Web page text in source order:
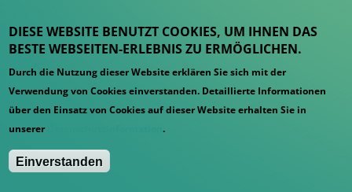
DIESE WEBSITE BENUTZT COOKIES, UM IHNEN DAS
BESTE WEBSEITEN-ERLEBNIS ZU ERMÖGLICHEN.
Durch die Nutzung dieser Website erklären Sie sich mit der
Verwendung von Cookies einverstanden. Detaillierte Informationen
über den Einsatz von Cookies auf dieser Website erhalten Sie in
unserer
Datenschutzinformation.
Einverstanden